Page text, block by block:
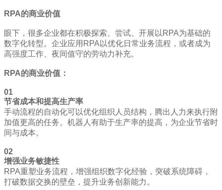
RPA的商业价值
眼下，很多企业都在积极探索、尝试、开展以RPA为基础的
数字化转型。企业应用RPA以优化日常业务流程，或者成为
高强度工作、夜间值守的劳动力补充。
RPA的商业价值：
01
节省成本和提高生产率
手动流程的自动化可以优化组织人员结构，腾出人力来执行附
加值更高的任务。机器人有助于生产率的提高，为企业节省时
间与成本。
02
增强业务敏捷性
RPA重塑业务流程，增强组织数字化经验，突破系统障碍，
打破数据交换的壁垒，提升业务创新能力。